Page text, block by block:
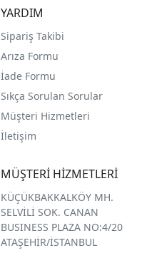
YARDIM
Sipariş Takibi
Arıza Formu
İade Formu
Sıkça Sorulan Sorular
Müşteri Hizmetleri
İletişim
MÜŞTERİ HİZMETLERİ
KÜÇÜKBAKKALKÖY MH.
SELVİLİ SOK. CANAN
BUSINESS PLAZA NO:4/20
ATAŞEHİR/İSTANBUL